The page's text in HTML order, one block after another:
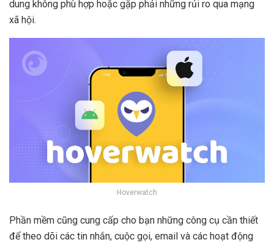
dung không phù hợp hoặc gặp phải những rủi ro qua mạng
xã hội.
Hoverwatch
Phần mềm cũng cung cấp cho bạn những công cụ cần thiết
để theo dõi các tin nhắn, cuộc gọi, email và các hoạt động